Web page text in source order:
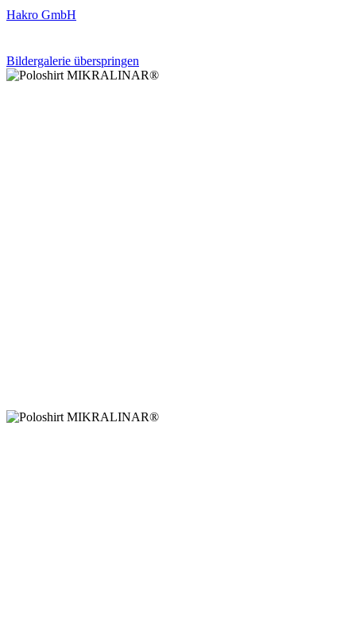
Hakro GmbH
Bildergalerie überspringen